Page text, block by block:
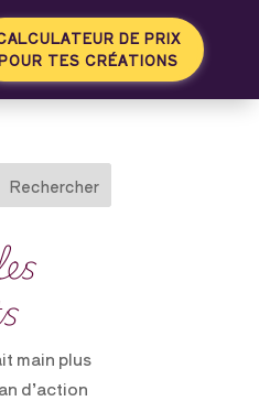
DE PRIX
TES CRÉATIONS
Rechercher
main plus
d’action